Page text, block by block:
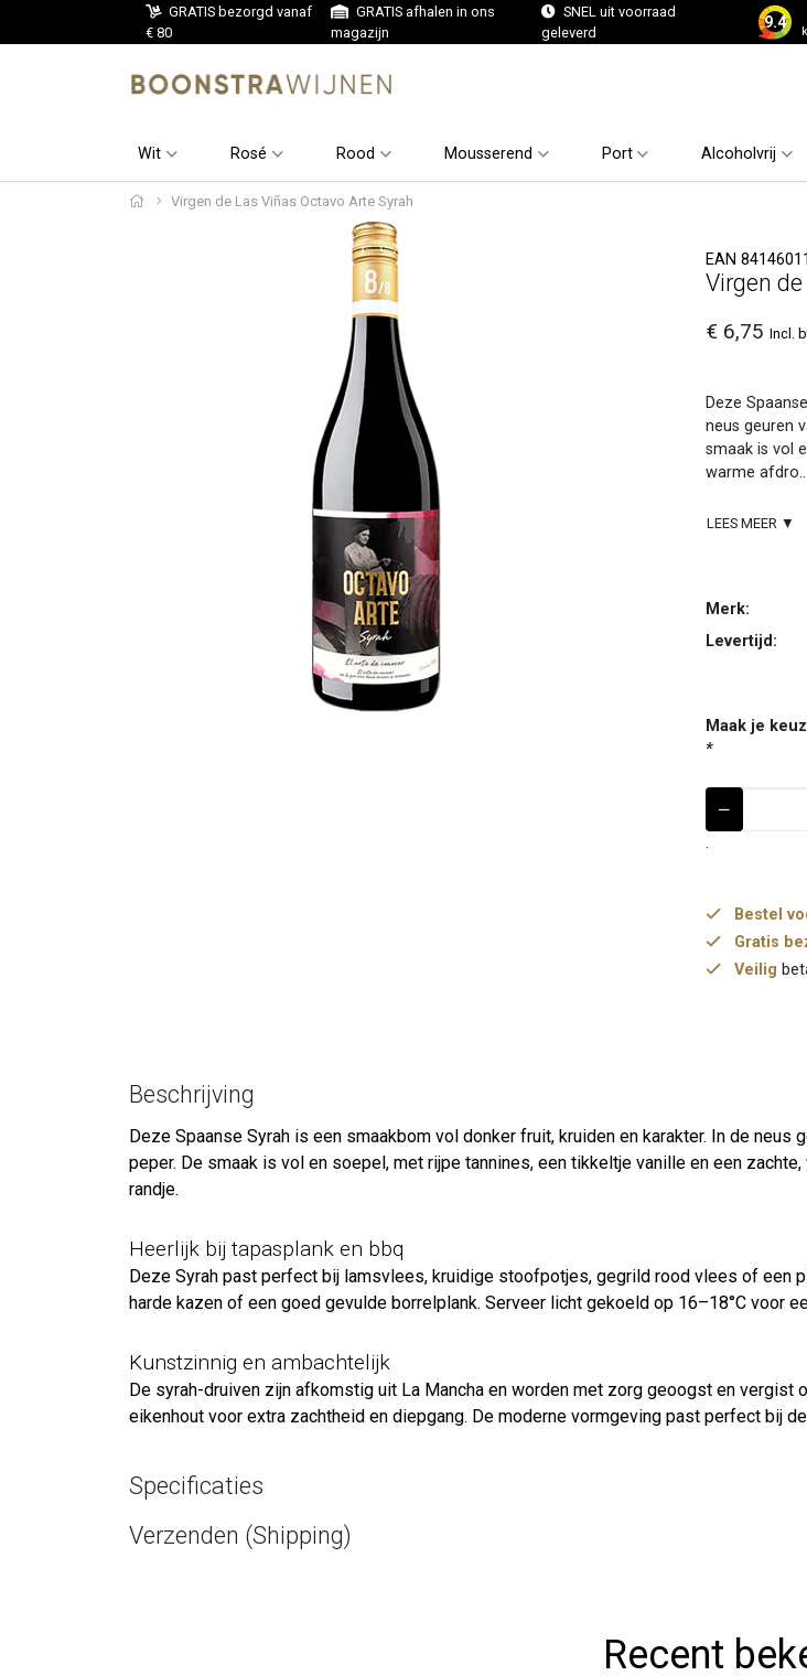
GRATIS bezorgd vanaf
€ 80
GRATIS afhalen in ons
magazijn
SNEL uit voorraad
geleverd
9.4
Wit Rosé Rood Mousserend Port Alcoholvrij
Virgen de Las Viñas Octavo Arte Syrah
EAN
Virgen
€ 6,75 Incl.
Deze
neus geuren
smaak is vol
warme afdro..
LEES MEER ▼
Merk:
Levertijd:
Maak je
*
.
Bestel
Gratis
Veilig
Beschrijving
Deze Spaanse Syrah is een smaakbom vol donker fruit, kruiden en karakter. In de
peper. De smaak is vol en soepel, met rijpe tannines, een tikkeltje vanille en een
randje.
Heerlijk bij tapasplank en bbq
Deze Syrah past perfect bij lamsvlees, kruidige stoofpotjes, gegrild rood vlees of een
harde kazen of een goed gevulde borrelplank. Serveer licht gekoeld op 16–18°C voor
Kunstzinnig en ambachtelijk
De syrah-druiven zijn afkomstig uit La Mancha en worden met zorg geoogst en vergist
eikenhout voor extra zachtheid en diepgang. De moderne vormgeving past perfect bij
Specificaties
Verzenden (Shipping)
Recent